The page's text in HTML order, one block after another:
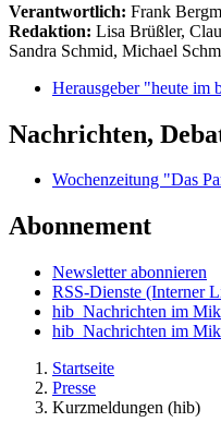
Verantwortlich: Frank
Redaktion: Lisa Brüßler,
Sandra Schmid, Michael
Herausgeber "heute im
Nachrichten,
Wochenzeitung "Das
Abonnement
Newsletter abonnieren
RSS-Dienste (Interner
hib_Nachrichten im
hib_Nachrichten im
Startseite
Presse
Kurzmeldungen (hib)